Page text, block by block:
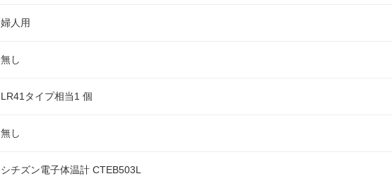
婦人用
無し
LR41タイプ相当1 個
無し
シチズン電子体温計 CTEB503L